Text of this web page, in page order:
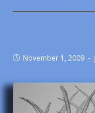
November 1, 2009